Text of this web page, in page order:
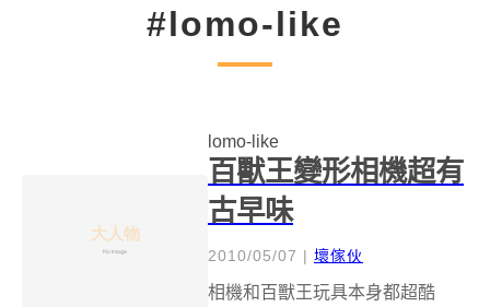
#lomo-like
lomo-like
百獸王變形相機超有
古早味
2010/05/07 | 壞傢伙
相機和百獸王玩具本身都超酷